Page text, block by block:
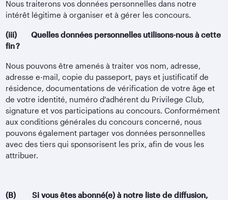
Nous traiterons vos données personnelles dans notre
intérêt légitime à organiser et à gérer les concours.
(iii) Quelles données personnelles utilisons-nous à cette
fin ?
Nous pouvons être amenés à traiter vos nom, adresse,
adresse e-mail, copie du passeport, pays et justificatif de
résidence, documentations de vérification de votre âge et
de votre identité, numéro d'adhérent du Privilege Club,
signature et vos participations au concours. Conformément
aux conditions générales du concours concerné, nous
pouvons également partager vos données personnelles
avec des tiers qui sponsorisent les prix, afin de vous les
attribuer.
(B) Si vous êtes abonné(e) à notre liste de diffusion,